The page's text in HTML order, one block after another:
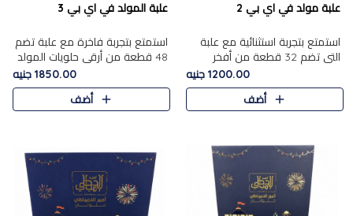
علبة مولد في اي بي 2
استمتع بتجربة استثنائية مع علبة
التي تضم 32 قطعة من أفخر
حلويات المولد الشرقية، في تشكيلة
تجمع بين الأصالة والاختيارات
الفاخرة. تحتوي العلبة..
1200.00 جنيه
أضف
علبة المولد في اي بي 3
استمتع بتجربة فاخرة مع علبة تضم
48 قطعة من أرقى حلويات المولد
الشرقية، في تشكيلة تجمع بين
الأصناف التقليدية الفاخرة والاختيارات
1850.00 جنيه
أضف